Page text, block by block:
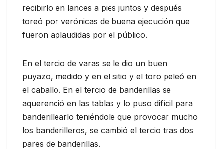
recibirlo en lances a pies juntos y después
toreó por verónicas de buena ejecución que
fueron aplaudidas por el público.
En el tercio de varas se le dio un buen
puyazo, medido y en el sitio y el toro peleó en
el caballo. En el tercio de banderillas se
aquerenció en las tablas y lo puso difícil para
banderillearlo teniéndole que provocar mucho
los banderilleros, se cambió el tercio tras dos
pares de banderillas.